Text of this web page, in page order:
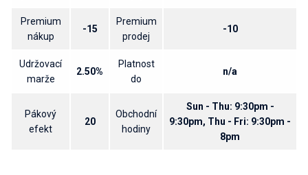
Premium
nákup
-15
Premium
prodej
-10
Udržovací
marže
2.50%
Platnost
do
n/a
Pákový
efekt
20
Obchodní
hodiny
Sun - Thu: 9:30pm -
9:30pm, Thu - Fri: 9:30pm -
8pm